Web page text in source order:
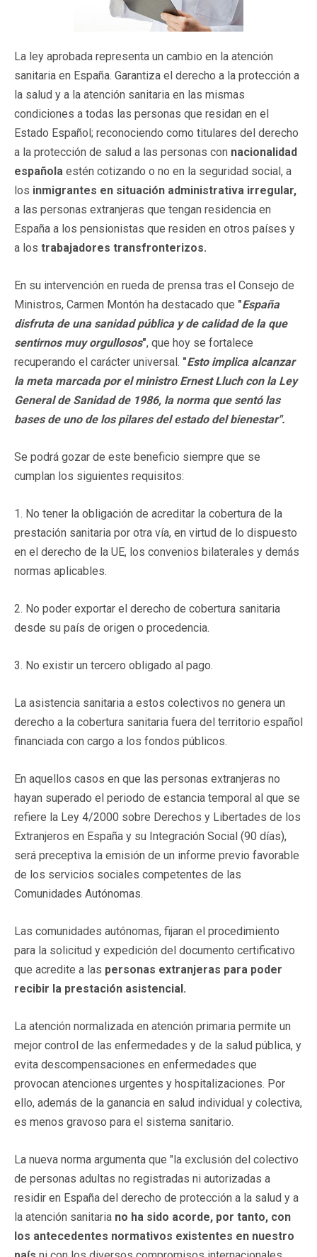
La ley aprobada representa un cambio en la atención
sanitaria en España. Garantiza el derecho a la protección a
la salud y a la atención sanitaria en las mismas
condiciones a todas las personas que residan en el
Estado Español; reconociendo como titulares del derecho
a la protección de salud a las personas con nacionalidad
española estén cotizando o no en la seguridad social, a
los inmigrantes en situación administrativa irregular,
a las personas extranjeras que tengan residencia en
España a los pensionistas que residen en otros países y
a los trabajadores transfronterizos.
En su intervención en rueda de prensa tras el Consejo de
Ministros, Carmen Montón ha destacado que "España
disfruta de una sanidad pública y de calidad de la que
sentirnos muy orgullosos", que hoy se fortalece
recuperando el carácter universal. "Esto implica alcanzar
la meta marcada por el ministro Ernest Lluch con la Ley
General de Sanidad de 1986, la norma que sentó las
bases de uno de los pilares del estado del bienestar".
Se podrá gozar de este beneficio siempre que se
cumplan los siguientes requisitos:
1. No tener la obligación de acreditar la cobertura de la
prestación sanitaria por otra vía, en virtud de lo dispuesto
en el derecho de la UE, los convenios bilaterales y demás
normas aplicables.
2. No poder exportar el derecho de cobertura sanitaria
desde su país de origen o procedencia.
3. No existir un tercero obligado al pago.
La asistencia sanitaria a estos colectivos no genera un
derecho a la cobertura sanitaria fuera del territorio español
financiada con cargo a los fondos públicos.
En aquellos casos en que las personas extranjeras no
hayan superado el periodo de estancia temporal al que se
refiere la Ley 4/2000 sobre Derechos y Libertades de los
Extranjeros en España y su Integración Social (90 días),
será preceptiva la emisión de un informe previo favorable
de los servicios sociales competentes de las
Comunidades Autónomas.
Las comunidades autónomas, fijaran el procedimiento
para la solicitud y expedición del documento certificativo
que acredite a las personas extranjeras para poder
recibir la prestación asistencial.
La atención normalizada en atención primaria permite un
mejor control de las enfermedades y de la salud pública, y
evita descompensaciones en enfermedades que
provocan atenciones urgentes y hospitalizaciones. Por
ello, además de la ganancia en salud individual y colectiva,
es menos gravoso para el sistema sanitario.
La nueva norma argumenta que "la exclusión del colectivo
de personas adultas no registradas ni autorizadas a
residir en España del derecho de protección a la salud y a
la atención sanitaria no ha sido acorde, por tanto, con
los antecedentes normativos existentes en nuestro